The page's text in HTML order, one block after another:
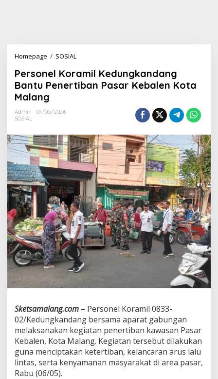
Homepage / SOSIAL
r
s
o
o
r
a
m
i
l
K
e
d
u
n
g
k
a
n
d
a
a
n
t
u
P
e
n
Personel Koramil Kedungkandang
Bantu Penertiban Pasar Kebalen Kota
Malang
Admin
07/05/2026
SOSIAL
Sketsamalang.com – Personel Koramil 0833-
02/Kedungkandang bersama aparat gabungan
melaksanakan kegiatan penertiban kawasan Pasar
Kebalen, Kota Malang. Kegiatan tersebut dilakukan
guna menciptakan ketertiban, kelancaran arus lalu
lintas, serta kenyamanan masyarakat di area pasar,
Rabu (06/05).